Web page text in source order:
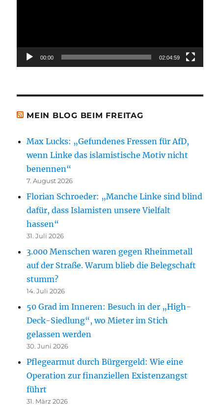
00:00 02:04:59
MEIN BLOG BEIM FREITAG
Max Lucks: „Gefundenes Fressen für AfD,
wenn Linke das islamistische Motiv nicht
benennen“
7. August 2026
Florian Schroeder: „Manche Linke sind blind
dafür, dass Islamisten unsere Vielfalt
hassen“
31. Juli 2026
3.000 Menschen waren gegen Rheinmetall
auf der Straße. Warum blieb die Belegschaft
stumm?
14. Juli 2026
50 Grad im Inneren: Besuch in der „High-
Deck-Siedlung“, wo Mieter im Stich
gelassen werden
30. Juni 2026
Pflegearmut durch Bürgergeld: Wie eine
Operation zur finanziellen Existenzangst
führt
31. März 2026